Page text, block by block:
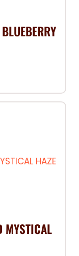
MYSTICAL